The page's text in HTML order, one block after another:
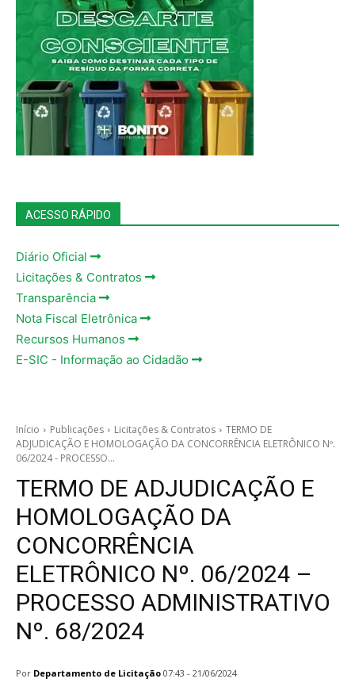
ACESSO RÁPIDO
Diário Oficial
Licitações & Contratos
Transparência
Nota Fiscal Eletrônica
Recursos Humanos
E-SIC - Informação ao Cidadão